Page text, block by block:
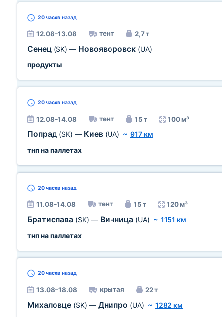
20 часов назад
12.08–13.08 тент 2,7 т
Сенец (SK) — Новояворовск (UA)
продукты
20 часов назад
12.08–14.08 тент 15 т 100 м³
Попрад (SK) — Киев (UA) ~ 917 км
тнп на паллетах
20 часов назад
11.08–14.08 тент 15 т 120 м³
Братислава (SK) — Винница (UA) ~ 1151 км
тнп на паллетах
20 часов назад
13.08–18.08 крытая 22 т
Михаловце (SK) — Днипро (UA) ~ 1282 км